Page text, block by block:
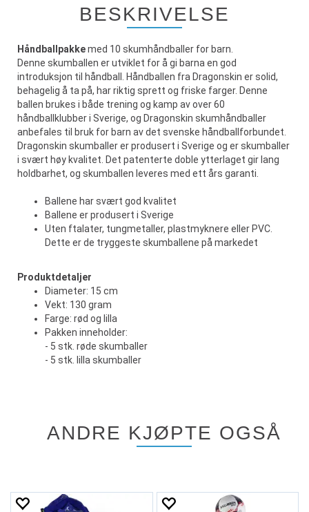
BESKRIVELSE
Håndballpakkemed 10 skumhåndballer for barn.
Denne skumballen er utviklet for å gi barna en god
introduksjon til håndball. Håndballen fra Dragonskin er solid,
behagelig å ta på, har riktig sprett og friske farger. Denne
ballen brukes i både trening og kamp av over 60
håndballklubber i Sverige, og Dragonskin skumhåndballer
anbefales til bruk for barn av det svenske håndballforbundet.
Dragonskin skumballer er produsert i Sverige og er skumballer
i svært høy kvalitet. Det patenterte doble ytterlaget gir lang
holdbarhet, og skumballen leveres med ett års garanti.
Ballene har svært god kvalitet
Ballene er produsert i Sverige
Uten ftalater, tungmetaller, plastmyknere eller PVC.
Dette er de tryggeste skumballene på markedet
Produktdetaljer
Diameter: 15 cm
Vekt: 130 gram
Farge: rød og lilla
Pakken inneholder:
- 5 stk. røde skumballer
- 5 stk. lilla skumballer
ANDRE KJØPTE OGSÅ